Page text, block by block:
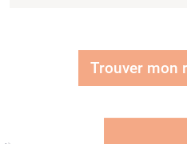
Trouver mon